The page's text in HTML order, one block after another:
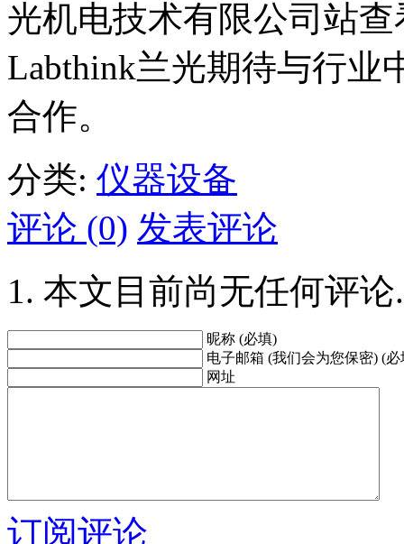
光机电技术有限公司站
Labthink兰光期待与行业
合作。
分类: 仪器设备
评论 (0) 发表评论
本文目前尚无任何评论.
昵称 (必填)
电子邮箱 (我们会为您保密) (必
网址
订阅评论